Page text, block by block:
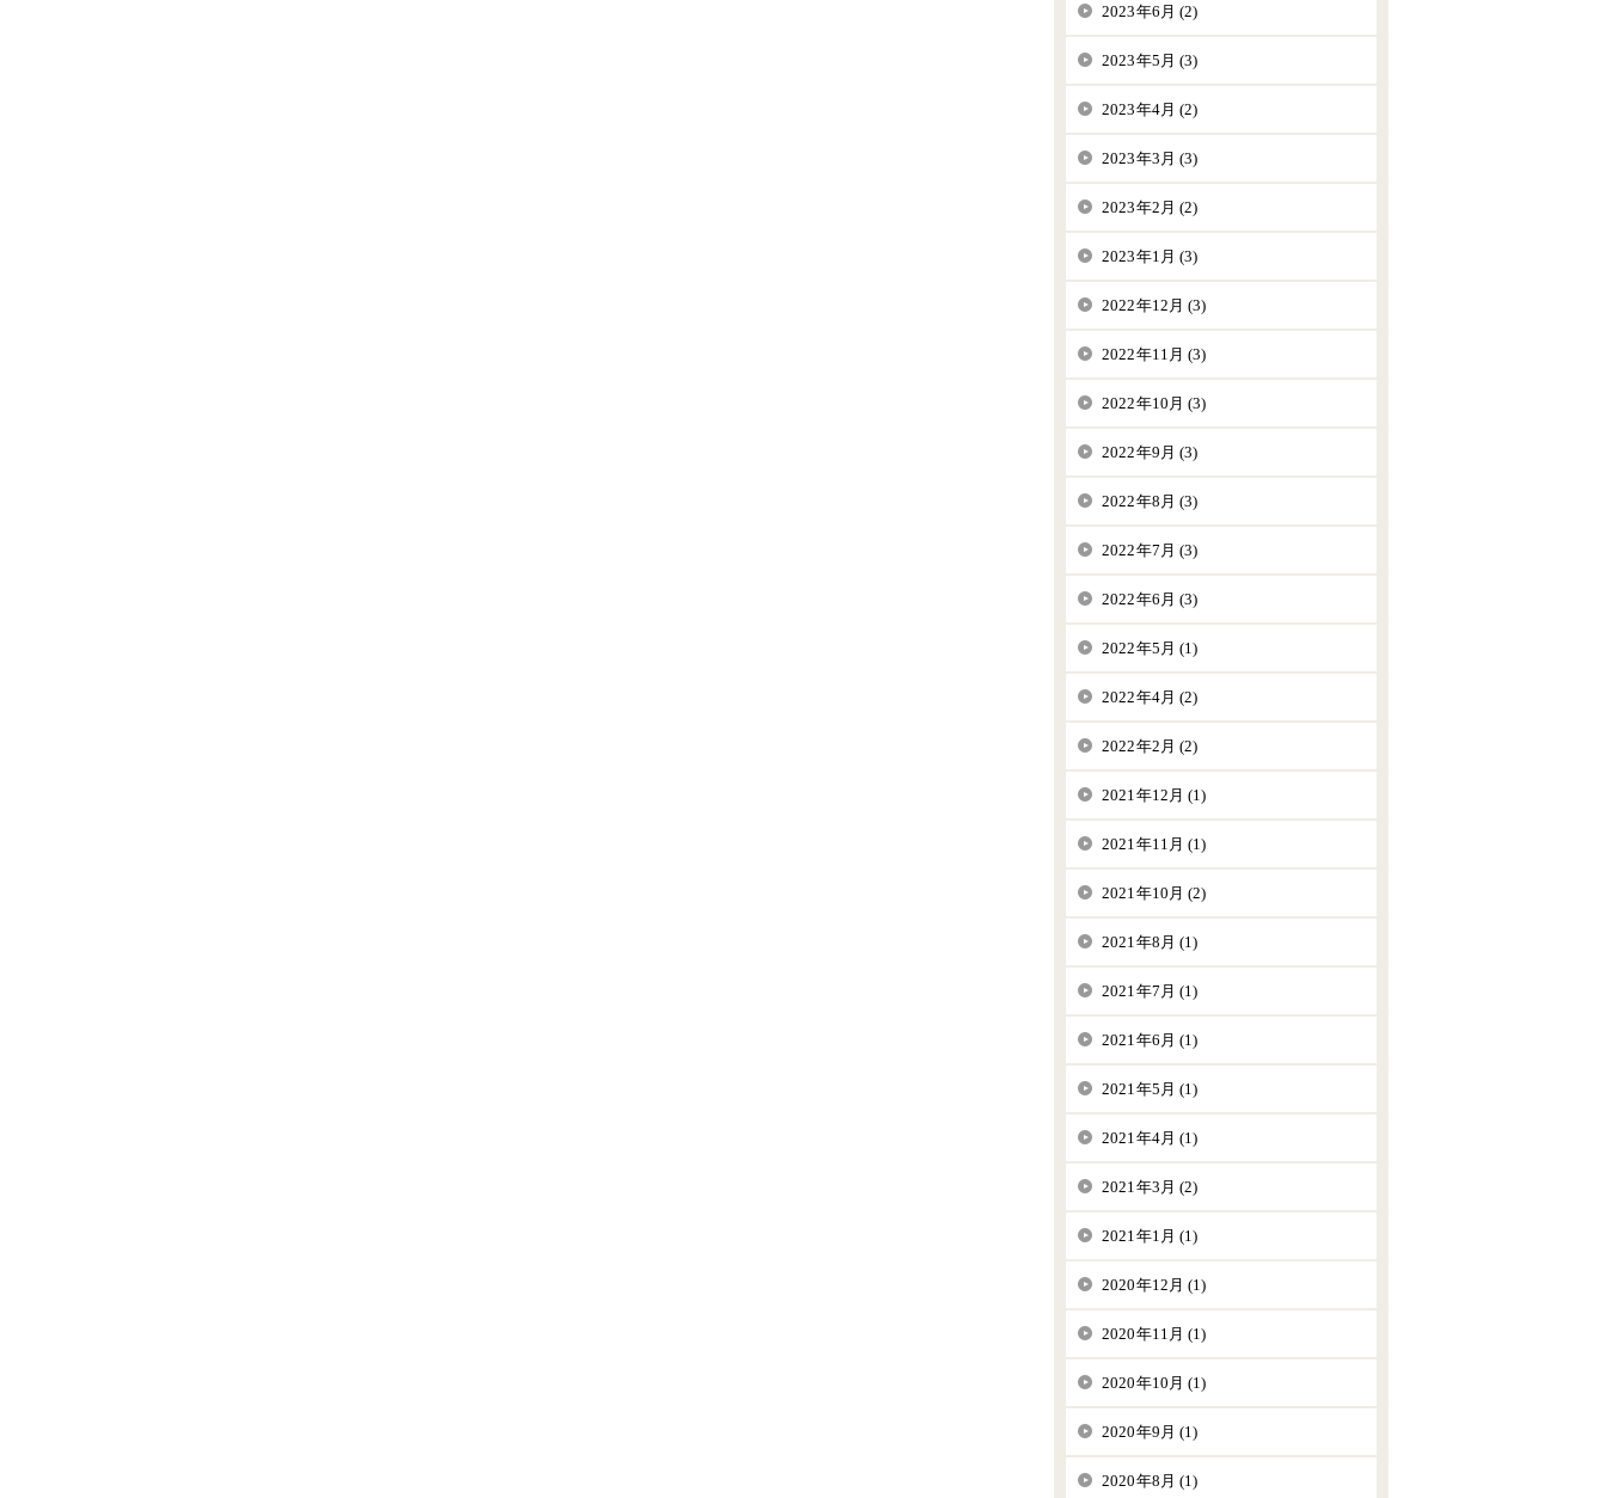
2023年6月 (2)
2023年5月 (3)
2023年4月 (2)
2023年3月 (3)
2023年2月 (2)
2023年1月 (3)
2022年12月 (3)
2022年11月 (3)
2022年10月 (3)
2022年9月 (3)
2022年8月 (3)
2022年7月 (3)
2022年6月 (3)
2022年5月 (1)
2022年4月 (2)
2022年2月 (2)
2021年12月 (1)
2021年11月 (1)
2021年10月 (2)
2021年8月 (1)
2021年7月 (1)
2021年6月 (1)
2021年5月 (1)
2021年4月 (1)
2021年3月 (2)
2021年1月 (1)
2020年12月 (1)
2020年11月 (1)
2020年10月 (1)
2020年9月 (1)
2020年8月 (1)